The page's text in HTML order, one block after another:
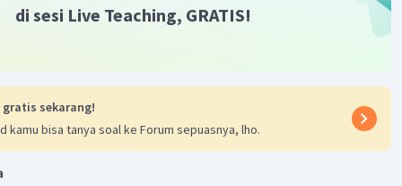
di sesi Live Teaching, GRATIS!
gratis sekarang!
kamu bisa tanya soal ke Forum sepuasnya, lho.